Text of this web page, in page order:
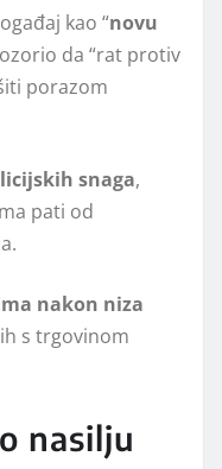
kao “novu
da “rat protiv
porazom
snaga,
pati od
nakon niza
s trgovinom
nasilju